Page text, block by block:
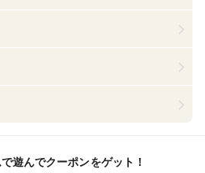
遊んでクーポンをゲット！